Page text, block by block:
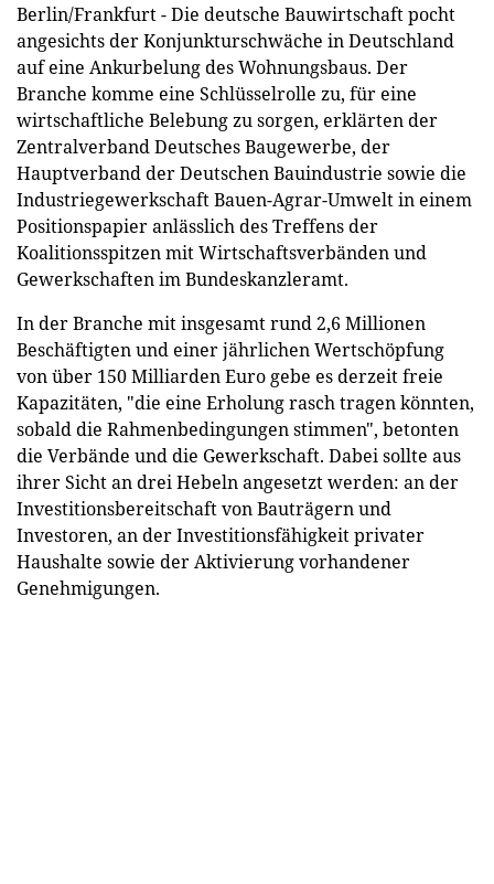
Berlin/Frankfurt - Die deutsche Bauwirtschaft pocht
angesichts der Konjunkturschwäche in Deutschland
auf eine Ankurbelung des Wohnungsbaus. Der
Branche komme eine Schlüsselrolle zu, für eine
wirtschaftliche Belebung zu sorgen, erklärten der
Zentralverband Deutsches Baugewerbe, der
Hauptverband der Deutschen Bauindustrie sowie die
Industriegewerkschaft Bauen-Agrar-Umwelt in einem
Positionspapier anlässlich des Treffens der
Koalitionsspitzen mit Wirtschaftsverbänden und
Gewerkschaften im Bundeskanzleramt.
In der Branche mit insgesamt rund 2,6 Millionen
Beschäftigten und einer jährlichen Wertschöpfung
von über 150 Milliarden Euro gebe es derzeit freie
Kapazitäten, "die eine Erholung rasch tragen könnten,
sobald die Rahmenbedingungen stimmen", betonten
die Verbände und die Gewerkschaft. Dabei sollte aus
ihrer Sicht an drei Hebeln angesetzt werden: an der
Investitionsbereitschaft von Bauträgern und
Investoren, an der Investitionsfähigkeit privater
Haushalte sowie der Aktivierung vorhandener
Genehmigungen.